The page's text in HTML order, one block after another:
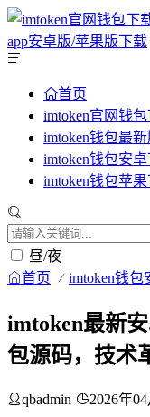
首页
imtoken官网钱
imtoken钱包最
imtoken钱包安
imtoken钱包苹
昼/夜
首页 imtoken钱包
imtoken最新
包源码，技术
qbadmin 2026年